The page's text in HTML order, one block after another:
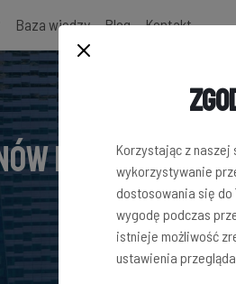
Baza wiedzy Blog Kontakt
Korzystając z naszej
wykorzystywanie
dostosowania się do
wygodę podczas
istnieje możliwość
ustawienia